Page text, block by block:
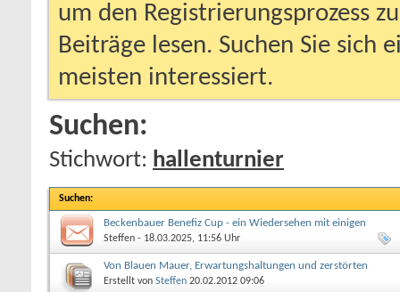
um den Registrierungsprozess
Beiträge lesen. Suchen Sie sich
meisten interessiert.
Suchen:
Stichwort: hallenturnier
Suchen:
Beckenbauer Benefiz Cup - ein Wiedersehen mit einigen
Veteranen
Steffen - 18.03.2025, 11:56 Uhr
Von Blauen Mauer, Erwartungshaltungen und zerstörten
Träumen
Erstellt von Steffen 20.02.2012 09:06